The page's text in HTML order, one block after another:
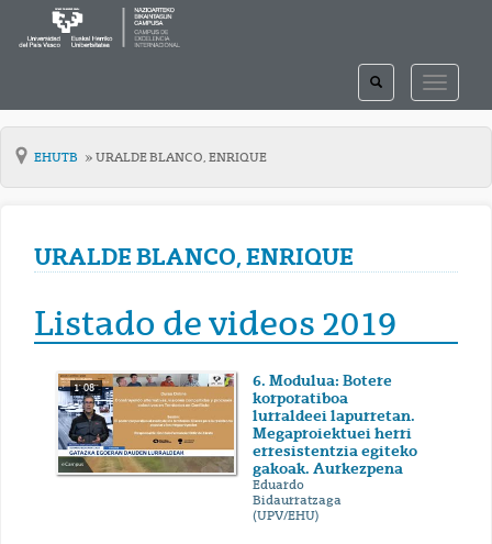
TOGGLE
TOGGLE
SEARCH
EHUTB URALDE BLANCO, ENRIQUE
URALDE BLANCO, ENRIQUE
Listado de videos 2019
1' 08''
6. Modulua: Botere
korporatiboa
lurraldeei lapurretan.
Megaproiektuei herri
erresistentzia egiteko
gakoak. Aurkezpena
Eduardo
Bidaurratzaga
(UPV/EHU)